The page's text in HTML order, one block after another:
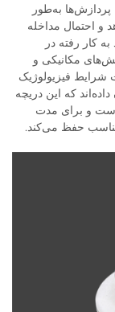
به‌طور
و احتمال مداخله
کار رفته در
مکانیکی و
فیزیولوژیک
که این دریچه
است و برای مدت
حفظ می‌کند.